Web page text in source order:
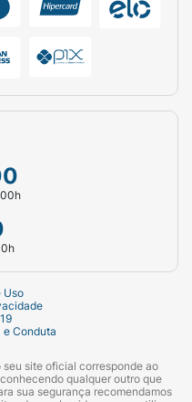
00h
Uso
e Conduta
seu site oficial corresponde ao
qualquer outro que
sua segurança recomendamos